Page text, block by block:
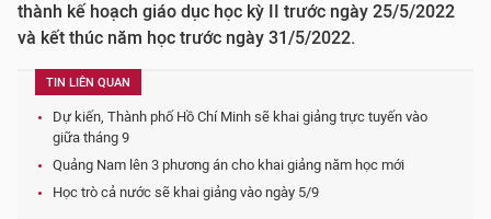
thành kế hoạch giáo dục học kỳ II trước ngày 25/5/2022
và kết thúc năm học trước ngày 31/5/2022.
TIN LIÊN QUAN
Dự kiến, Thành phố Hồ Chí Minh sẽ khai giảng trực tuyến vào
giữa tháng 9
Quảng Nam lên 3 phương án cho khai giảng năm học mới
Học trò cả nước sẽ khai giảng vào ngày 5/9